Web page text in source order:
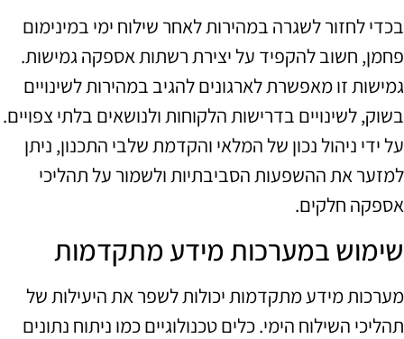
בכדי לחזור לשגרה במהירות לאחר שילוח ימי במינימום
פחמן, חשוב להקפיד על יצירת רשתות אספקה גמישות.
גמישות זו מאפשרת לארגונים להגיב במהירות לשינויים
בשוק, לשינויים בדרישות הלקוחות ולנושאים בלתי צפויים.
על ידי ניהול נכון של המלאי והקדמת שלבי התכנון, ניתן
למזער את ההשפעות הסביבתיות ולשמור על תהליכי
אספקה חלקים.
שימוש במערכות מידע מתקדמות
מערכות מידע מתקדמות יכולות לשפר את היעילות של
תהליכי השילוח הימי. כלים טכנולוגיים כמו ניתוח נתונים